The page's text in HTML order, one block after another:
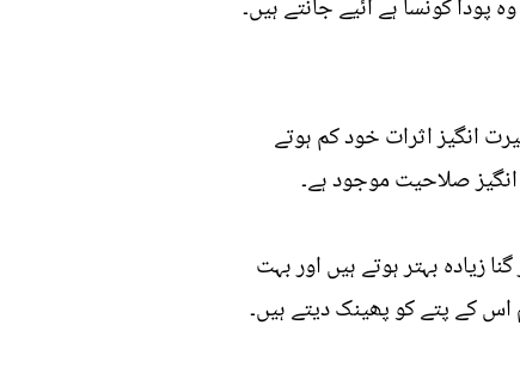
انگیز اثرات خود کم ہوتے
صلاحیت موجود ہے۔
زیادہ بہتر ہوتے ہیں اور بہت
اس کے پتے کو پھینک دیتے ہیں۔